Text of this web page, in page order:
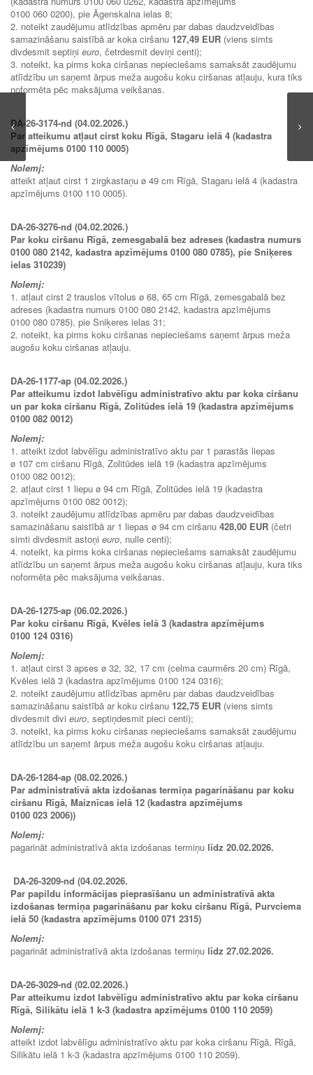
0100 060 0200), pie Āgenskalna ielas 8;
2. noteikt zaudējumu atlīdzības apmēru par dabas daudzveidības
samazināšanu saistībā ar koka ciršanu 127,49 EUR (viens simts
divdesmit septiņi euro, četrdesmit deviņi centi);
3. noteikt, ka pirms koka ciršanas nepieciešams samaksāt zaudējumu
atlīdzību un saņemt ārpus meža augošu koku ciršanas atļauju, kura tiks
noformēta pēc maksājuma veikšanas.
DA-26-3174-nd (04.02.2026.)
Par atteikumu atļaut cirst koku Rīgā, Stagaru ielā 4 (kadastra
apzīmējums 0100 110 0005)
Nolemj:
atteikt atļaut cirst 1 zirgkastaņu ø 49 cm Rīgā, Stagaru ielā 4 (kadastra
apzīmējums 0100 110 0005).
DA-26-3276-nd (04.02.2026.)
Par koku ciršanu Rīgā, zemesgabalā bez adreses (kadastra numurs
0100 080 2142, kadastra apzīmējums 0100 080 0785), pie Sniķeres
ielas 310239)
Nolemj:
1. atļaut cirst 2 trauslos vītolus ø 68, 65 cm Rīgā, zemesgabalā bez
adreses (kadastra numurs 0100 080 2142, kadastra apzīmējums
0100 080 0785), pie Sniķeres ielas 31;
2. noteikt, ka pirms koku ciršanas nepieciešams saņemt ārpus meža
augošu koku ciršanas atļauju.
DA-26-1177-ap (04.02.2026.)
Par atteikumu izdot labvēlīgu administratīvo aktu par koka ciršanu
un par koka ciršanu Rīgā, Zolitūdes ielā 19 (kadastra apzīmējums
0100 082 0012)
Nolemj:
1. atteikt izdot labvēlīgu administratīvo aktu par 1 parastās liepas
ø 107 cm ciršanu Rīgā, Zolitūdes ielā 19 (kadastra apzīmējums
0100 082 0012);
2. atļaut cirst 1 liepu ø 94 cm Rīgā, Zolitūdes ielā 19 (kadastra
apzīmējums 0100 082 0012);
3. noteikt zaudējumu atlīdzības apmēru par dabas daudzveidības
samazināšanu saistībā ar 1 liepas ø 94 cm ciršanu 428,00 EUR (četri
simti divdesmit astoņi euro, nulle centi);
4. noteikt, ka pirms koka ciršanas nepieciešams samaksāt zaudējumu
atlīdzību un saņemt ārpus meža augošu koku ciršanas atļauju, kura tiks
noformēta pēc maksājuma veikšanas.
DA-26-1275-ap (06.02.2026.)
Par koku ciršanu Rīgā, Kvēles ielā 3 (kadastra apzīmējums
0100 124 0316)
Nolemj:
1. atļaut cirst 3 apses ø 32, 32, 17 cm (celma caurmērs 20 cm) Rīgā,
Kvēles ielā 3 (kadastra apzīmējums 0100 124 0316);
2. noteikt zaudējumu atlīdzības apmēru par dabas daudzveidības
samazināšanu saistībā ar koku ciršanu 122,75 EUR (viens simts
divdesmit divi euro, septiņdesmit pieci centi);
3. noteikt, ka pirms koku ciršanas nepieciešams samaksāt zaudējumu
atlīdzību un saņemt ārpus meža augošu koku ciršanas atļauju.
DA-26-1284-ap (08.02.2026.)
Par administratīvā akta izdošanas termiņa pagarināšanu par koku
ciršanu Rīgā, Maiznīcas ielā 12 (kadastra apzīmējums
0100 023 2006))
Nolemj:
pagarināt administratīvā akta izdošanas termiņu līdz 20.02.2026.
DA-26-3209-nd (04.02.2026.
Par papildu informācijas pieprasīšanu un administratīvā akta
izdošanas termiņa pagarināšanu par koku ciršanu Rīgā, Purvciema
ielā 50 (kadastra apzīmējums 0100 071 2315)
Nolemj:
pagarināt administratīvā akta izdošanas termiņu līdz 27.02.2026.
DA-26-3029-nd (02.02.2026.)
Par atteikumu izdot labvēlīgu administratīvo aktu par koka ciršanu
Rīgā, Silikātu ielā 1 k-3 (kadastra apzīmējums 0100 110 2059)
Nolemj:
atteikt izdot labvēlīgu administratīvo aktu par koka ciršanu Rīgā, Rīgā,
Silikātu ielā 1 k-3 (kadastra apzīmējums 0100 110 2059).